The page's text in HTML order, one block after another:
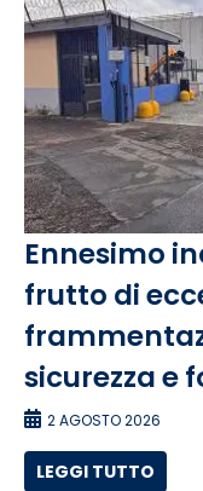
Ennesimo
frutto di
sicurezza e
2 AGOSTO 2026
LEGGI TUTTO